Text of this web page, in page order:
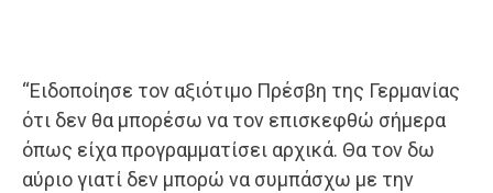
“Ειδοποίησε τον αξιότιμο Πρέσβη της Γερμανίας
ότι δεν θα μπορέσω να τον επισκεφθώ σήμερα
όπως είχα προγραμματίσει αρχικά. Θα τον δω
αύριο γιατί δεν μπορώ να συμπάσχω με την